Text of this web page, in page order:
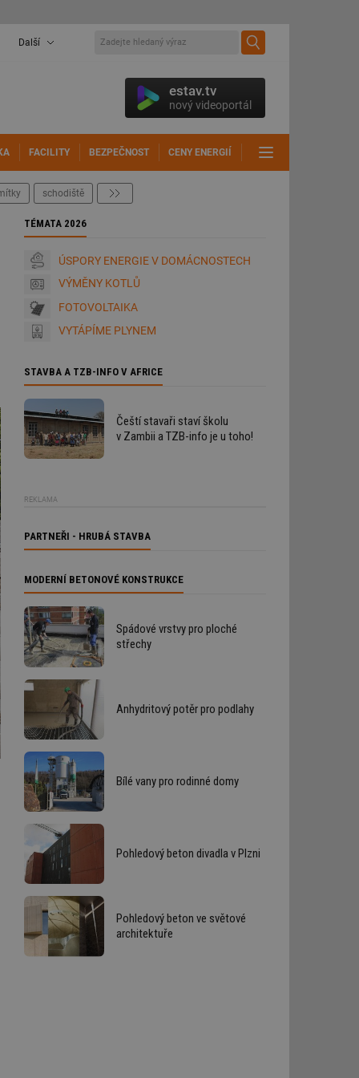
Další
estav.tv
nový videoportál
FACILITY BEZPEČNOST CENY ENERGIÍ
schodiště
TÉMATA 2026
ÚSPORY ENERGIE V DOMÁCNOSTECH
VÝMĚNY KOTLŮ
FOTOVOLTAIKA
VYTÁPÍME PLYNEM
STAVBA A TZB-INFO V AFRICE
Čeští stavaři staví školu
v Zambii a TZB-info je u toho!
REKLAMA
PARTNEŘI - HRUBÁ STAVBA
MODERNÍ BETONOVÉ KONSTRUKCE
Spádové vrstvy pro ploché
střechy
Anhydritový potěr pro podlahy
Bílé vany pro rodinné domy
Pohledový beton divadla v Plzni
Pohledový beton ve světové
architektuře